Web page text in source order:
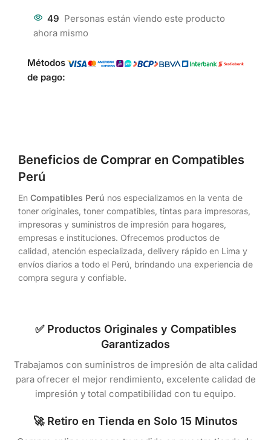
49 Personas están viendo este producto
ahora mismo
Métodos
de pago:
Beneficios de Comprar en Compatibles
Perú
En Compatibles Perú nos especializamos en la venta de
toner originales, toner compatibles, tintas para impresoras,
impresoras y suministros de impresión para hogares,
empresas e instituciones. Ofrecemos productos de
calidad, atención especializada, delivery rápido en Lima y
envíos diarios a todo el Perú, brindando una experiencia de
compra segura y confiable.
✅ Productos Originales y Compatibles
Garantizados
Trabajamos con suministros de impresión de alta calidad
para ofrecer el mejor rendimiento, excelente calidad de
impresión y total compatibilidad con tu equipo.
🚀 Retiro en Tienda en Solo 15 Minutos